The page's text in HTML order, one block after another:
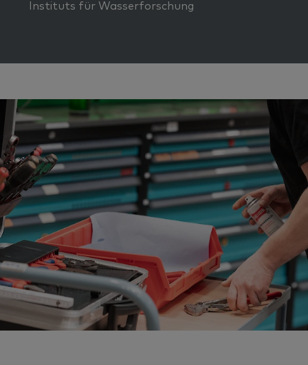
Instituts für Wasserforschung